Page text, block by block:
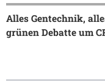
Alles Gentechnik,
grünen Debatte um